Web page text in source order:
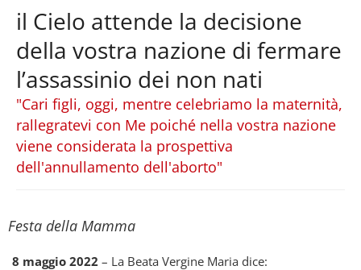
il Cielo attende la decisione
della vostra nazione di fermare
l’assassinio dei non nati
"Cari figli, oggi, mentre celebriamo la maternità,
rallegratevi con Me poiché nella vostra nazione
viene considerata la prospettiva
dell'annullamento dell'aborto"
Festa della Mamma
8 maggio 2022 – La Beata Vergine Maria dice: